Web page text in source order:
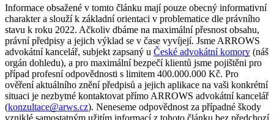
Informace obsažené v tomto článku mají pouze obecný informativní
charakter a slouží k základní orientaci v problematice dle právního
stavu k roku 2022. Ačkoliv dbáme na maximální přesnost obsahu,
právní předpisy a jejich výklad se v čase vyvíjejí. Jsme ARROWS
advokátní kancelář, subjekt zapsaný u České advokátní komory (náš
orgán dohledu), a pro maximální bezpečí klientů jsme pojištěni pro
případ profesní odpovědnosti s limitem 400.000.000 Kč. Pro
ověření aktuálního znění předpisů a jejich aplikace na vaši konkrétní
situaci je nezbytné kontaktovat přímo ARROWS advokátní kancelář
(konzultace@arws.cz). Neneseme odpovědnost za případné škody
vzniklé samostatným užitím informací z tohoto článku bez předchozí